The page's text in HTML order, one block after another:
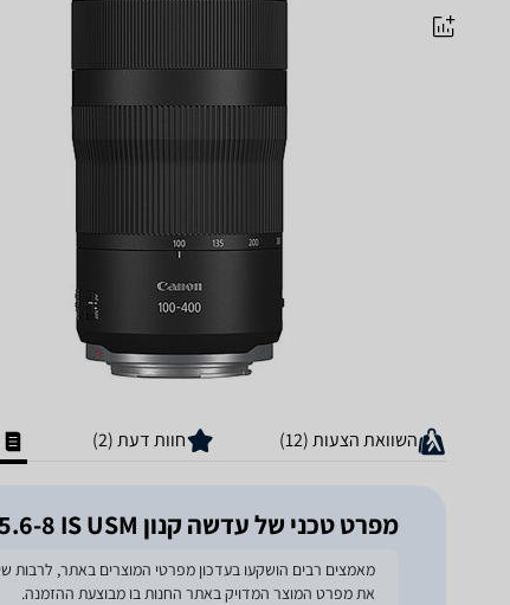
השוואת הצעות (12) חוות דעת (2)
מפרט טכני של ‏עדשה קנון RF 100-400mm f/5.6-8 IS USM
את מפרט המוצר המדויק באתר החנות בו מבוצעת ההזמנה.